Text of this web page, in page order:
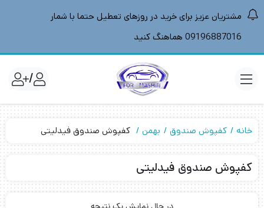
مشتریان عزیز برای خرید در روزهای تعطیل حتما با شمار
09196887016 هماهنگ کنید
/
خانه کفپوش صندوق بهمن کفپوش صندوق فیدلیتی
کفپوش صندوق فیدلیتی